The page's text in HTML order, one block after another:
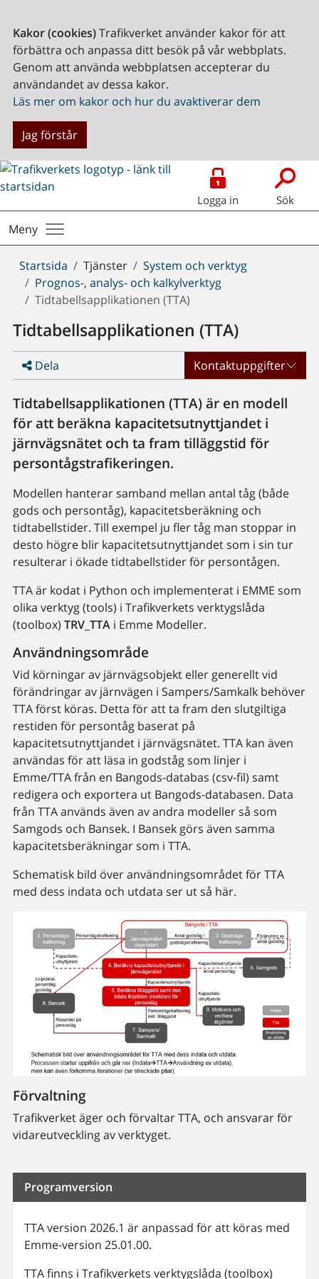
Kakor (cookies)Trafikverket använder kakor för att
förbättra och anpassa ditt besök på vår webbplats.
Genom att använda webbplatsen accepterar du
användandet av dessa kakor.
Läs mer om kakor och hur du avaktiverar dem
Jag förstår
Logga in Sök
Meny
Du
är
här:
Startsida Tjänster
System och verktyg
Prognos-, analys- och kalkylverktyg
Tidtabellsapplikationen (TTA)
Tidtabellsapplikationen (TTA)
Dela Kontaktuppgifter
Tidtabellsapplikationen (TTA) är en modell
för att beräkna kapacitetsutnyttjandet i
järnvägsnätet och ta fram tilläggstid för
persontågstrafikeringen.
Modellen hanterar samband mellan antal tåg (både
gods och persontåg), kapacitetsberäkning och
tidtabellstider. Till exempel ju fler tåg man stoppar in
desto högre blir kapacitetsutnyttjandet som i sin tur
resulterar i ökade tidtabellstider för persontågen.
TTA är kodat i Python och implementerat i EMME som
olika verktyg (tools) i Trafikverkets verktygslåda
(toolbox) TRV_TTAi Emme Modeller.
Användningsområde
Vid körningar av järnvägsobjekt eller generellt vid
förändringar av järnvägen i Sampers/Samkalk behöver
TTA först köras. Detta för att ta fram den slutgiltiga
restiden för persontåg baserat på
kapacitetsutnyttjandet i järnvägsnätet. TTA kan även
användas för att läsa in godståg som linjer i
Emme/TTA från en Bangods-databas (csv-fil) samt
redigera och exportera ut Bangods-databasen. Data
från TTA används även av andra modeller så som
Samgods och Bansek. I Bansek görs även samma
kapacitetsberäkningar som i TTA.
Schematisk bild över användningsområdet för TTA
med dess indata och utdata ser ut så här.
Förvaltning
Trafikverket äger och förvaltar TTA, och ansvarar för
vidareutveckling av verktyget.
Programversion
TTA version 2026.1 är anpassad för att köras med
Emme-version 25.01.00.
TTA finns i Trafikverkets verktygslåda (toolbox)